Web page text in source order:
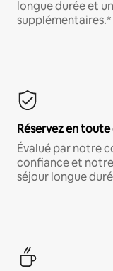
longue durée et
supplémentaires.*
Réservez en
Évalué par notre
confiance et
séjour longue